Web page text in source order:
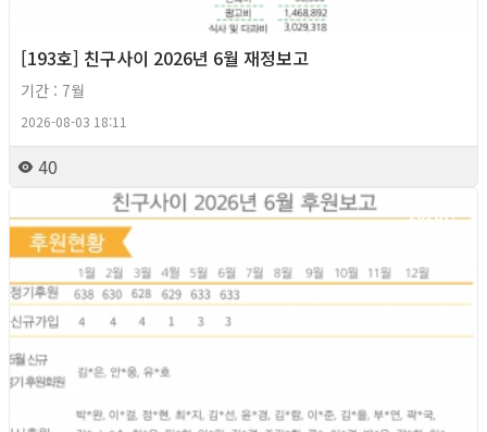
[193호] 친구사이 2026년 6월 재정보고
기간 : 7월
2026-08-03 18:11
40
2026년